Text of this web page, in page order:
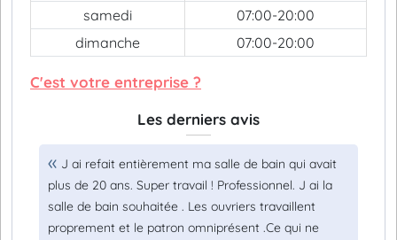
samedi
07:00-20:00
dimanche
07:00-20:00
C'est votre entreprise ?
Les derniers avis
J ai refait entièrement ma salle de bain qui avait
plus de 20 ans. Super travail ! Professionnel. J ai la
salle de bain souhaitée . Les ouvriers travaillent
proprement et le patron omniprésent .Ce qui ne